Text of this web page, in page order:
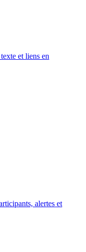
et liens en
alertes et